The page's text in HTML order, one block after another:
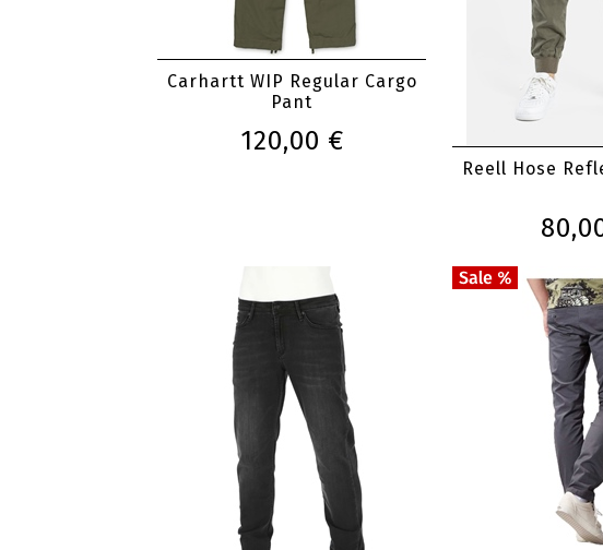
Carhartt WIP Regular Cargo
Pant
120,00 €
Reell Hose